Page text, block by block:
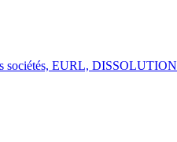
sociétés, EURL, DISSOLUTION